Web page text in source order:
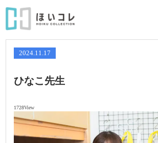
2024.11.17
ひなこ先生
1728View